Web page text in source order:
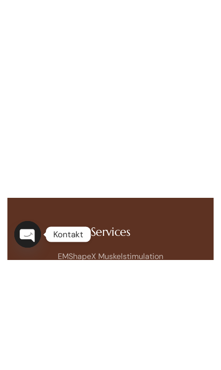
Services
EMShapeX Muskelstimulation
Kontakt
chaty